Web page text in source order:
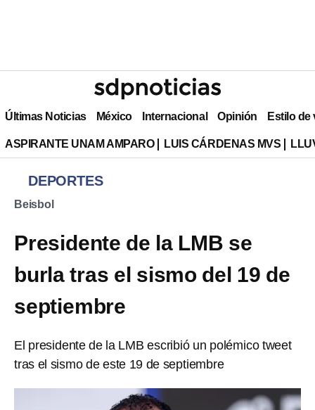
Últimas Noticias México Internacional Opinión Estilo de
ASPIRANTE UNAM AMPARO LUIS CÁRDENAS MVS
DEPORTES
Beisbol
Presidente de la LMB se
burla tras el sismo del 19 de
septiembre
El presidente de la LMB escribió un polémico tweet
tras el sismo de este 19 de septiembre